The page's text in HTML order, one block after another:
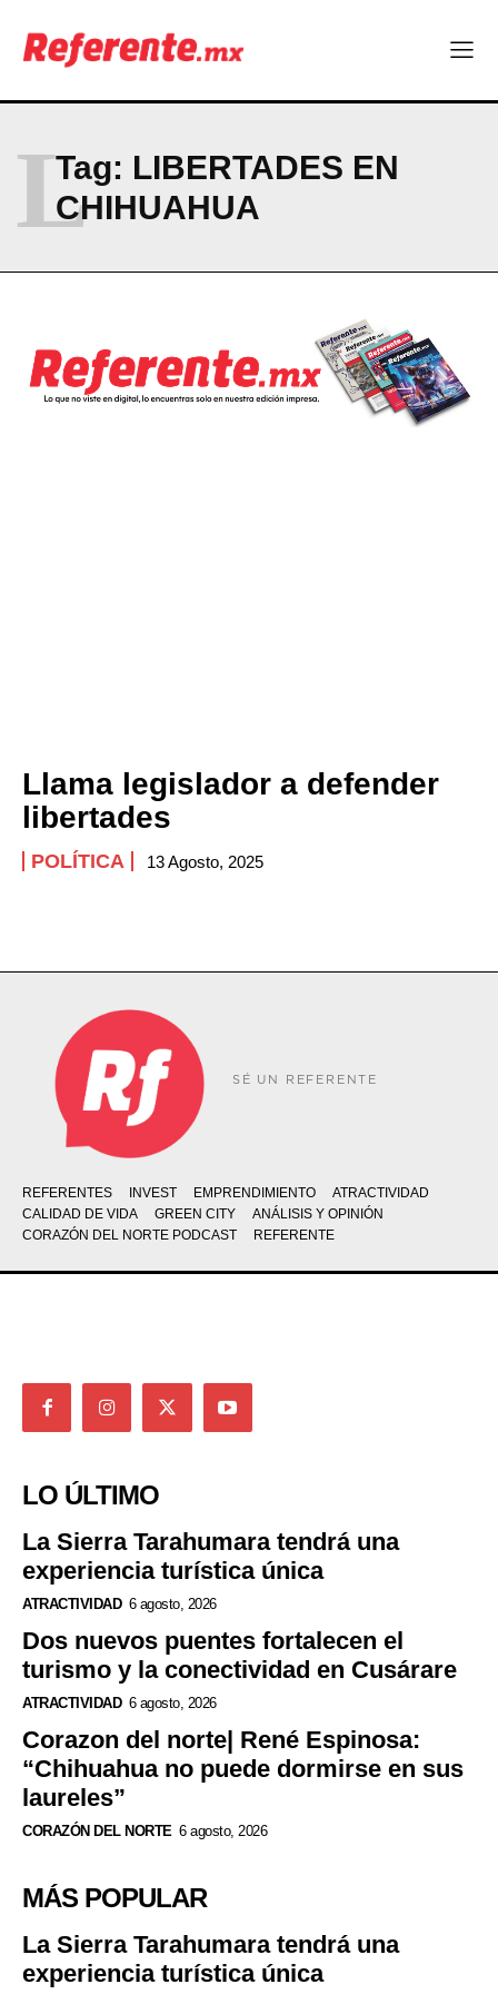
Company
PRIVACY POLICY
NEWSLETTER
Tag: LIBERTADES EN
CHIHUAHUA
L
Llama legislador a defender
libertades
POLÍTICA 13 Agosto, 2025
SÉ UN REFERENTE
REFERENTES INVEST EMPRENDIMIENTO
ATRACTIVIDAD
CALIDAD DE VIDA
GREEN CITY
ANÁLISIS Y OPINIÓN
CORAZÓN DEL NORTE PODCAST
REFERENTE
LO ÚLTIMO
La Sierra Tarahumara tendrá una
experiencia turística única
ATRACTIVIDAD 6 agosto, 2026
Dos nuevos puentes fortalecen el
turismo y la conectividad en Cusárare
ATRACTIVIDAD 6 agosto, 2026
Corazon del norte| René Espinosa:
“Chihuahua no puede dormirse en sus
laureles”
CORAZÓN DEL NORTE 6 agosto, 2026
MÁS POPULAR
La Sierra Tarahumara tendrá una
experiencia turística única